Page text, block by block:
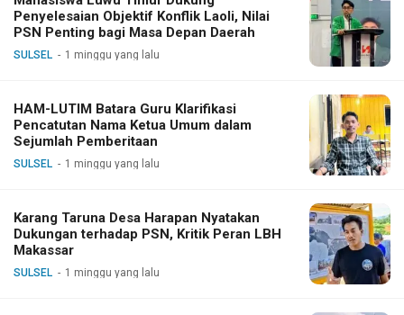
Penyelesaian Objektif Konflik Laoli, Nilai
PSN Penting bagi Masa Depan Daerah
SULSEL 1 minggu yang lalu
HAM-LUTIM Batara Guru Klarifikasi
Pencatutan Nama Ketua Umum dalam
Sejumlah Pemberitaan
SULSEL 1 minggu yang lalu
Karang Taruna Desa Harapan Nyatakan
Dukungan terhadap PSN, Kritik Peran LBH
Makassar
SULSEL 1 minggu yang lalu